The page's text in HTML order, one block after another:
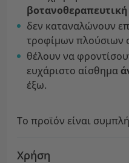
βοτανοθεραπευτική
δεν καταναλώνουν
τροφίμων πλούσιων
θέλουν να
ευχάριστο αίσθημα
έξω.
Το προϊόν είναι
Χρήση